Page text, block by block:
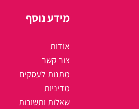
מידע נוסף
אודות
צור קשר
מתנות לעסקים
מדיניות
שאלות ותשובות